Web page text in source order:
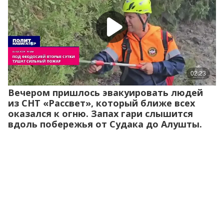
Вечером пришлось эвакуировать людей
из СНТ «Рассвет», который ближе всех
оказался к огню. Запах гари слышится
вдоль побережья от Судака до Алушты.